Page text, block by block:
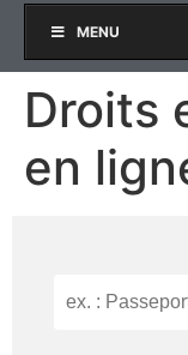
MENU
Droits
en